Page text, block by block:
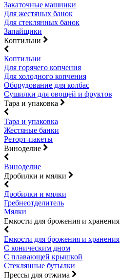
Закаточные машинки
Для жестяных банок
Для стеклянных банок
Запайщики
Коптильни
Коптильни
Для горячего копчения
Для холодного копчения
Оборудование для колбас
Сушилки для овощей и фруктов
Тара и упаковка
Тара и упаковка
Жестяные банки
Реторт-пакеты
Виноделие
Виноделие
Дробилки и мялки
Дробилки и мялки
Гребнеотделитель
Мялки
Емкости для брожения и хранения
Емкости для брожения и хранения
С коническим дном
С плавающей крышкой
Стеклянные бутылки
Прессы для отжима